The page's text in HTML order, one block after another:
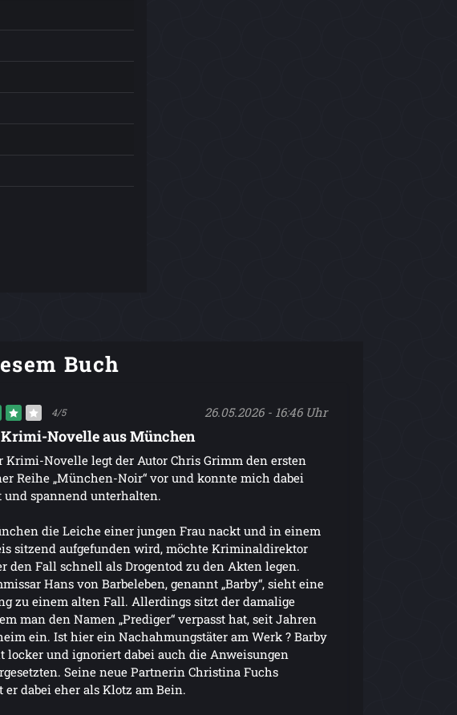
Buch
4/5 26.05.2026 - 16:46 Uhr
Novelle aus München
Krimi-Novelle legt der Autor Chris Grimm den ersten
Reihe „München-Noir“ vor und konnte mich dabei
und spannend unterhalten.
die Leiche einer jungen Frau nackt und in einem
sitzend aufgefunden wird, möchte Kriminaldirektor
den Fall schnell als Drogentod zu den Akten legen.
Hans von Barbeleben, genannt „Barby“, sieht eine
zu einem alten Fall. Allerdings sitzt der damalige
man den Namen „Prediger“ verpasst hat, seit Jahren
ein. Ist hier ein Nachahmungstäter am Werk ? Barby
locker und ignoriert dabei auch die Anweisungen
Seine neue Partnerin Christina Fuchs
er dabei eher als Klotz am Bein.